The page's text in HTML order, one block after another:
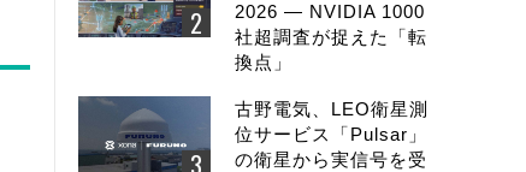
2026 ― NVIDIA 1000
社超調査が捉えた「転
換点」
古野電気、LEO衛星測
位サービス「Pulsar」
の衛星から実信号を受